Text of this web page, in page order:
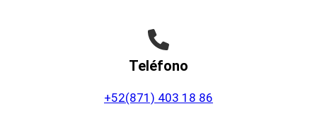
Teléfono
+52(871) 403 18 86